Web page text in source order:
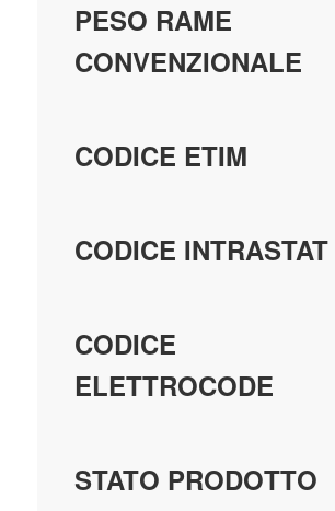
PESO RAME
CONVENZIONALE
CODICE ETIM
CODICE INTRASTAT
CODICE
ELETTROCODE
STATO PRODOTTO